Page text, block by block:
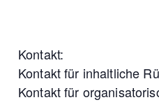
Kontakt:
Kontakt für inhaltliche
Kontakt für